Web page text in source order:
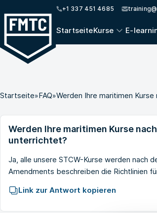
+1 337 451 4685
StartseiteKurse E-
Startseite»FAQ»Werden Ihre maritimen
Werden Ihre maritimen Kurse
unterrichtet?
Ja, alle unsere STCW-Kurse werden nach
Amendments beschreiben die Richtlinien
Link zur Antwort kopieren